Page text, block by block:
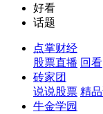
好看
话题
点掌财经
股票直播 回看
砖家团
说说股票 精
牛金学园